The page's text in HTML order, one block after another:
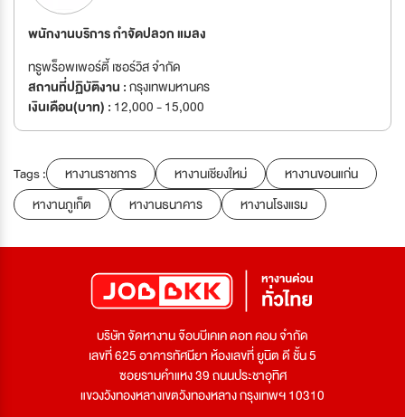
พนักงานบริการ กำจัดปลวก แมลง
ทรูพร็อพเพอร์ตี้ เซอร์วิส จำกัด
สถานที่ปฏิบัติงาน :กรุงเทพมหานคร
เงินเดือน(บาท) : 12,000 - 15,000
Tags : หางานราชการ หางานเชียงใหม่
หางานขอนแก่น
หางานภูเก็ต
หางานธนาคาร หางานโรงแรม
บริษัท จัดหางาน จ๊อบบีเคเค ดอท คอม จำกัด
เลขที่ 625 อาคารทัศนียา ห้องเลขที่ ยูนิต ดี ชั้น 5
ซอยรามคำแหง 39 ถนนประชาอุทิศ
แขวงวังทองหลางเขตวังทองหลาง กรุงเทพฯ 10310